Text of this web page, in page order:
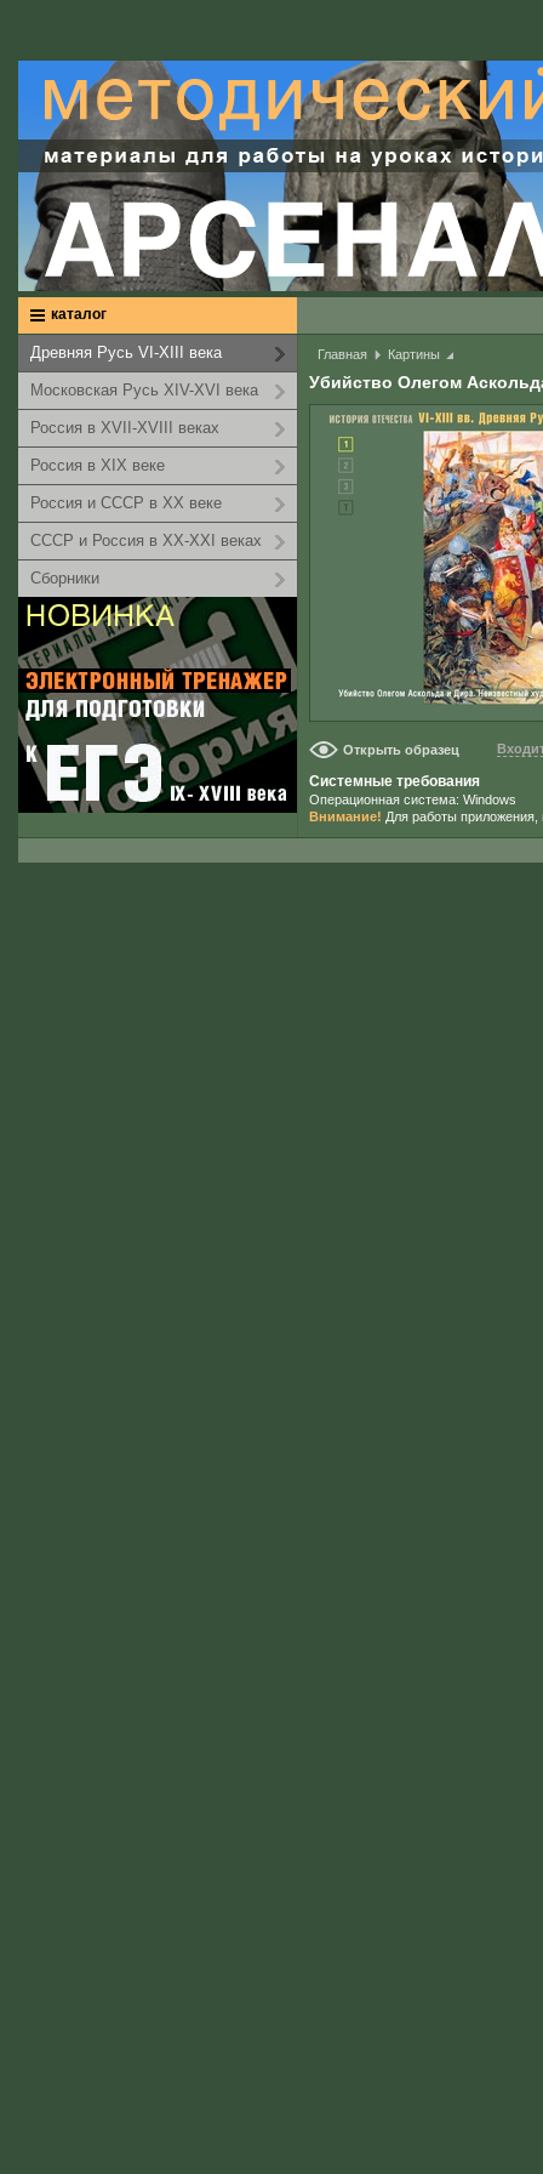
каталог
Древняя Русь VI-XIII века
Московская Русь XIV-XVI века
Россия в XVII-XVIII веках
Россия в XIX веке
Россия и СССР в XX веке
СССР и Россия в XX-XXI веках
Сборники
Главная Картины
Убийство Олегом
Открыть образец
Системные требования
Операционная система: Windows
Внимание! Для работы приложения,